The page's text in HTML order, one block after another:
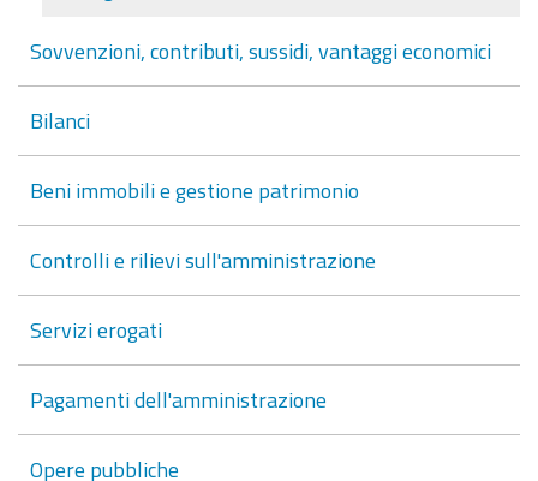
Sovvenzioni, contributi, sussidi, vantaggi economici
Bilanci
Beni immobili e gestione patrimonio
Controlli e rilievi sull'amministrazione
Servizi erogati
Pagamenti dell'amministrazione
Opere pubbliche